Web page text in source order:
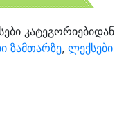
კატეგორიებიდან
ზამთარზე, ლექსები